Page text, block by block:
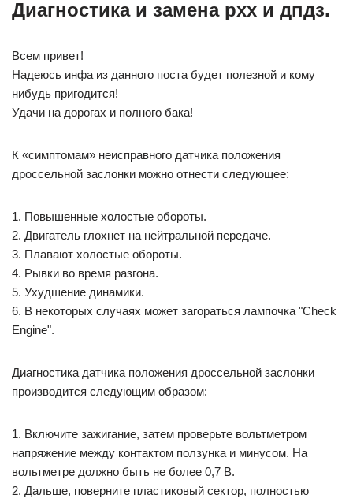
Диагностика и замена рхх и дпдз.
Всем привет!
Надеюсь инфа из данного поста будет полезной и кому
нибудь пригодится!
Удачи на дорогах и полного бака!
К «симптомам» неисправного датчика положения
дроссельной заслонки можно отнести следующее:
1. Повышенные холостые обороты.
2. Двигатель глохнет на нейтральной передаче.
3. Плавают холостые обороты.
4. Рывки во время разгона.
5. Ухудшение динамики.
6. В некоторых случаях может загораться лампочка "Check
Engine".
Диагностика датчика положения дроссельной заслонки
производится следующим образом:
1. Включите зажигание, затем проверьте вольтметром
напряжение между контактом ползунка и минусом. На
вольтметре должно быть не более 0,7 В.
2. Дальше, поверните пластиковый сектор, полностью